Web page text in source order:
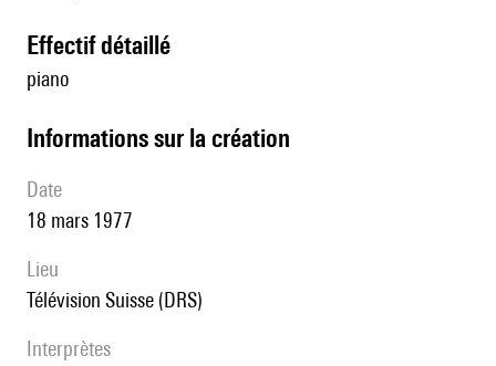
effectif détaillé
piano
informations sur la création
date
18 mars 1977
lieu
Télévision Suisse (DRS)
interprètes